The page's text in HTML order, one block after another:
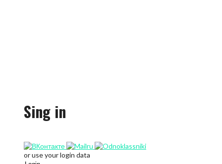
Sing in
or use your login data